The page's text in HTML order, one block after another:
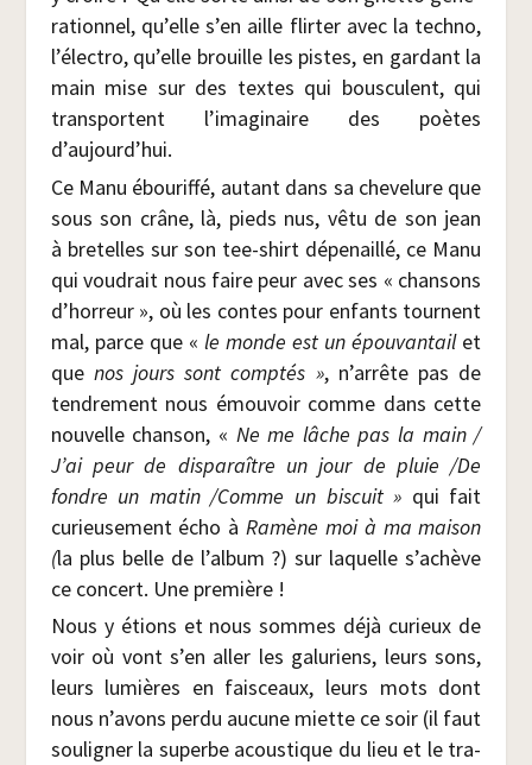
ra­tion­nel, qu’elle s’en aille flir­ter avec la tech­no,
l’électro, qu’elle brouille les pistes, en gar­dant la
main mise sur des textes qui bous­culent, qui
trans­portent l’imaginaire des poètes
d’aujourd’hui.
Ce Manu ébou­rif­fé, autant dans sa che­ve­lure que
sous son crâne, là, pieds nus, vêtu de son jean
à bre­telles sur son tee-shirt dépe­naillé, ce Manu
qui vou­drait nous faire peur avec ses « chan­sons
d’horreur », où les contes pour enfants tournent
mal, parce que « le monde est un épou­van­tailet
que nos jours sont comp­tés », n’arrête pas de
ten­dre­ment nous émou­voir comme dans cette
nou­velle chan­son, « Ne me lâche pas la main /​
J’ai peur de dis­pa­raître un jour de pluie /​De
fondre un matin /​Comme un bis­cuit » qui fait
curieu­se­ment écho àRamène moi à ma mai­son
(la plus belle de l’album ?) sur laquelle s’achève
ce concert. Une première !
Nous y étions et nous sommes déjà curieux de
voir où vont s’en aller les galu­riens, leurs sons,
leurs lumières en fais­ceaux, leurs mots dont
nous n’avons per­du aucune miette ce soir (il faut
sou­li­gner la superbe acous­tique du lieu et le tra­